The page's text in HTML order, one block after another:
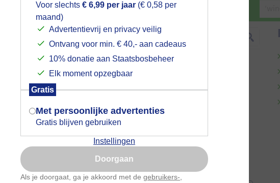
Voor slechts € 6,99 per jaar (€ 0,58 per
maand)
Advertentievrij en privacy veilig
Ontvang voor min. € 40,- aan cadeaus
10% donatie aan Staatsbosbeheer
Elk moment opzegbaar
Gratis
Met persoonlijke advertenties
Gratis blijven gebruiken
Instellingen
Doorgaan
Als je doorgaat, ga je akkoord met de gebruikers-
Foto en video Weerzine
slideshow
Een moment geduld aub...
Mogen we je locatie gebruiken voor
het weer?
Indien je hier nog geen akkoord op hebt
gegeven, verschijnt er zo een pop-up uit
je browser waarin deze toestemming
gevraagd wordt.
Is goed, toon de popup
Nu niet, misschien later